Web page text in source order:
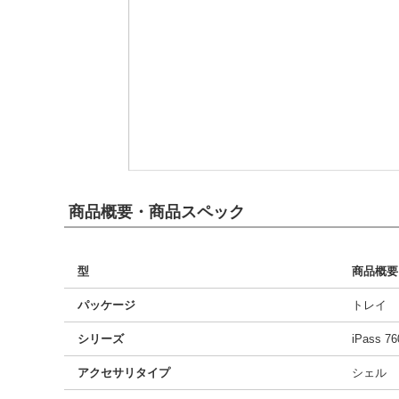
商品概要・商品スペック
型 商品概要
パッケージ トレイ
シリーズ iPass
アクセサリタイプ シェル